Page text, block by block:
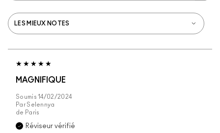
MAGNIFIQUE
Soumis14/02/2024
Par Selennya
de Paris
Réviseur vérifié